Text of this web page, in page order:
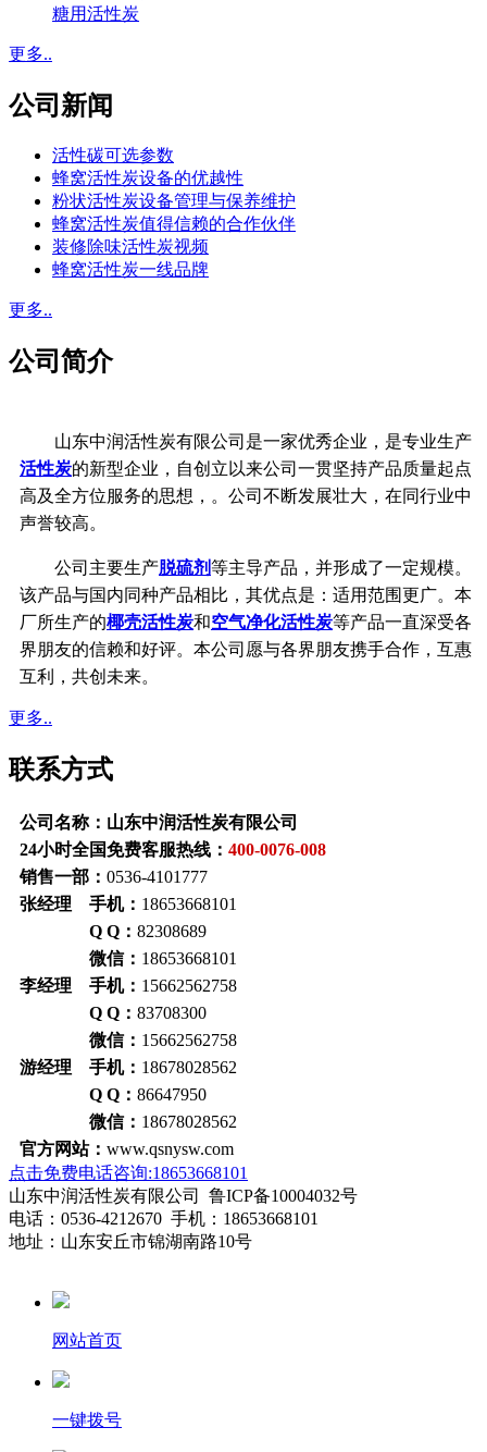
糖用活性炭
更多..
公司新闻
活性碳可选参数
蜂窝活性炭设备的优越性
粉状活性炭设备管理与保养维护
蜂窝活性炭值得信赖的合作伙伴
装修除味活性炭视频
蜂窝活性炭一线品牌
更多..
公司简介
山东中润活性炭有限公司是一家优秀企业，是专业生产
活性炭的新型企业，自创立以来公司一贯坚持产品质量起点
高及全方位服务的思想，。公司不断发展壮大，在同行业中
声誉较高。
公司主要生产脱硫剂等主导产品，并形成了一定规模。
该产品与国内同种产品相比，其优点是：适用范围更广。本
厂所生产的椰壳活性炭和空气净化活性炭等产品一直深受各
界朋友的信赖和好评。本公司愿与各界朋友携手合作，互惠
互利，共创未来。
更多..
联系方式
公司名称：山东中润活性炭有限公司
24小时全国免费客服热线： 400-0076-008
销售一部： 0536-4101777
张经理 手机： 18653668101
Q Q： 82308689
微信： 18653668101
李经理 手机： 15662562758
Q Q： 83708300
微信： 15662562758
游经理 手机： 18678028562
Q Q： 86647950
微信： 18678028562
官方网站： www.qsnysw.com
点击免费电话咨询:18653668101
山东中润活性炭有限公司 鲁ICP备10004032号
电话：0536-4212670 手机：18653668101
地址：山东安丘市锦湖南路10号
网站首页
一键拨号